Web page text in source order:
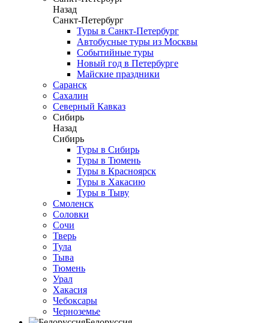
Назад
Санкт-Петербург
Туры в Санкт-Петербург
Автобусные туры из Москвы
Событийные туры
Новый год в Петербурге
Майские праздники
Саранск
Сахалин
Северный Кавказ
Сибирь
Назад
Сибирь
Туры в Сибирь
Туры в Тюмень
Туры в Красноярск
Туры в Хакасию
Туры в Тыву
Смоленск
Соловки
Сочи
Тверь
Тула
Тыва
Тюмень
Урал
Хакасия
Чебоксары
Черноземье